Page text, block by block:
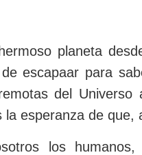
planeta
escapaar para
del
la esperanza de
los